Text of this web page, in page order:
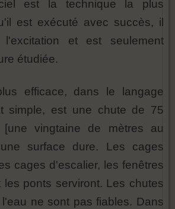
est la technique la plus
est exécuté avec succès, il
l'excitation et est seulement
étudiée.
efficace, dans le langage
simple, est une chute de 75
vingtaine de mètres au
surface dure. Les cages
cages d'escalier, les fenêtres
les ponts serviront. Les chutes
ne sont pas fiables. Dans